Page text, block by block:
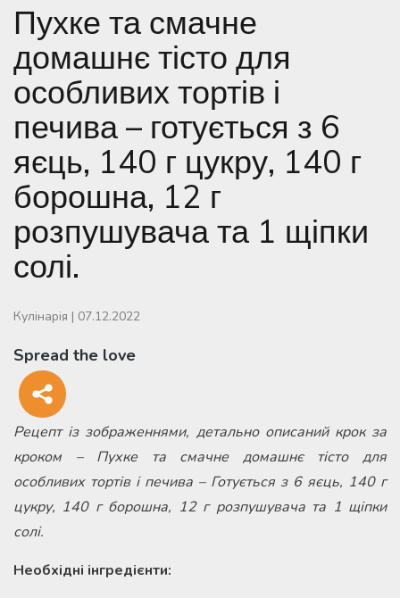
Пухке та смачне
домашнє тісто для
особливих тортів і
печива – готується з 6
яєць, 140 г цукру, 140 г
борошна, 12 г
розпушувача та 1 щіпки
солі.
Кулінарія | 07.12.2022
Spread the love
Рецепт із зображеннями, детально описаний крок за
кроком – Пухке та смачне домашнє тісто для
особливих тортів і печива – Готується з 6 яєць, 140 г
цукру, 140 г борошна, 12 г розпушувача та 1 щіпки
солі.
Необхідні інгредієнти: